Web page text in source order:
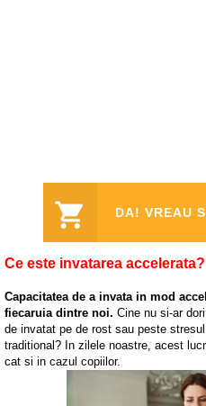
DA! VREAU
Ce este invatarea accelerata?
Capacitatea de a invata in mod
fiecaruia dintre noi. Cine nu si-ar
de invatat pe de rost sau peste
traditional? In zilele noastre, acest
cat si in cazul copiilor.